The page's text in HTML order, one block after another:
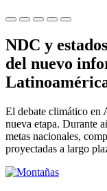
NDC y
del nuevo
El debate climático en
nueva etapa. Durante
metas nacionales,
proyectadas a largo